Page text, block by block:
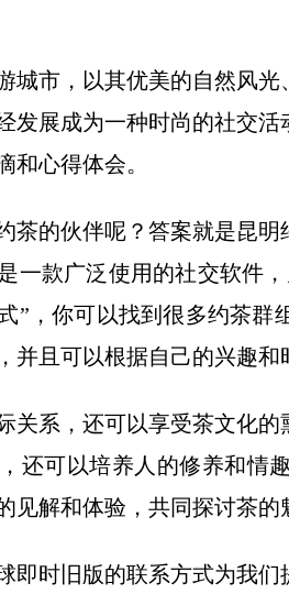
城市，以其优美的自然风
发展成为一种时尚的社交
和心得体会。
茶的伙伴呢？答案就是昆
一款广泛使用的社交软件
”，你可以找到很多约茶
并且可以根据自己的兴趣
关系，还可以享受茶文化
还可以培养人的修养和情
见解和体验，共同探讨茶的
即时旧版的联系方式为我